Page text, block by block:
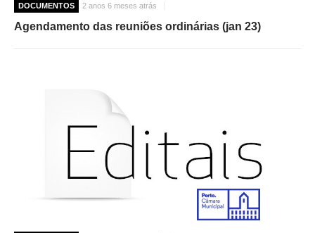
DOCUMENTOS 2 anos 6 meses atrás
Agendamento das reuniões ordinárias (jan 23)